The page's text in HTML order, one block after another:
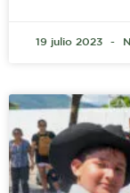
19 julio 2023